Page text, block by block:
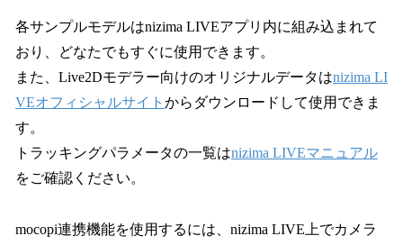
各サンプルモデルはnizima LIVEアプリ内に組み込まれて
おり、どなたでもすぐに使用できます。
また、Live2Dモデラー向けのオリジナルデータはnizima LI
VEオフィシャルサイト からダウンロードして使用できま
す。
トラッキングパラメータの一覧はnizima LIVEマニュアル
をご確認ください。
mocopi連携機能を使用するには、nizima LIVE上でカメラ